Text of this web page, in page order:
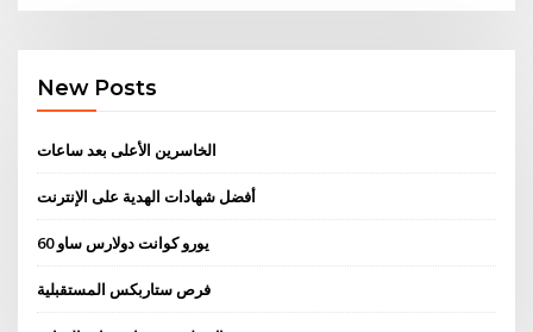
New Posts
الخاسرين الأعلى بعد ساعات
أفضل شهادات الهدية على الإنترنت
60 يورو كوانت دولارس ساو
فرص ستاربكس المستقبلية